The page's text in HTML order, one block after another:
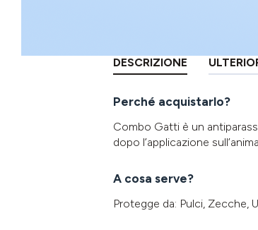
DESCRIZIONE
Perché acquistarlo?
Combo Gatti è un
dopo l’applicazione
A cosa serve?
Protegge da: Pulci, Zecche,